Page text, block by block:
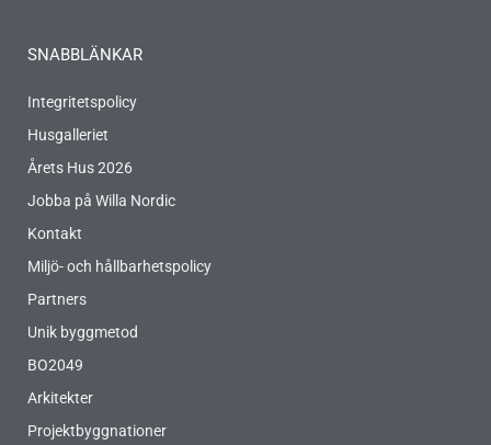
SNABBLÄNKAR
Integritetspolicy
Husgalleriet
Årets Hus 2026
Jobba på Willa Nordic
Kontakt
Miljö- och hållbarhetspolicy
Partners
Unik byggmetod
BO2049
Arkitekter
Projektbyggnationer